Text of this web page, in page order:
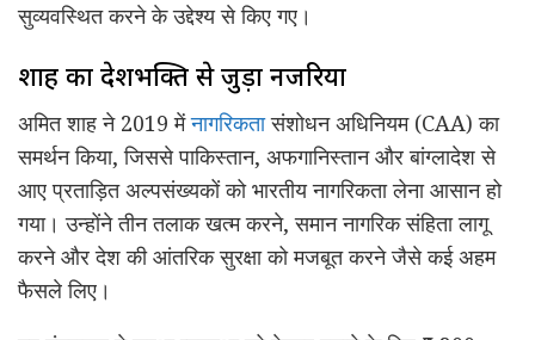
सुव्यवस्थित करने के उद्देश्य से किए गए।
शाह का देशभक्ति से जुड़ा नजरिया
अमित शाह ने 2019 मेंनागरिकतासंशोधन अधिनियम (CAA) का
समर्थन किया, जिससे पाकिस्तान, अफगानिस्तान और बांग्लादेश से
आए प्रताड़ित अल्पसंख्यकों को भारतीय नागरिकता लेना आसान हो
गया। उन्होंने तीन तलाक खत्म करने, समान नागरिक संहिता लागू
करने और देश की आंतरिक सुरक्षा को मजबूत करने जैसे कई अहम
फैसले लिए।